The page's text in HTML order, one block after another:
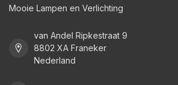
Mooie Lampen en Verlichting
van Andel Ripkestraat 9
8802 XA Franeker
Nederland